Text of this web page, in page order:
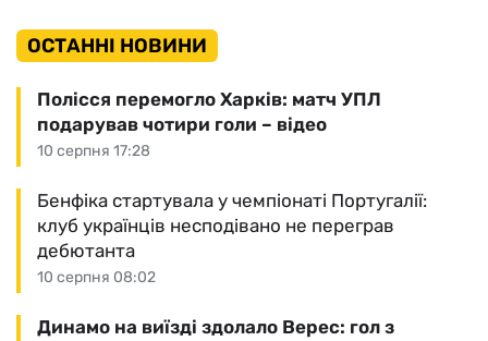
ОСТАННІ НОВИНИ
10 серпня 17:28
Полісся перемогло Харків: матч УПЛ
подарував чотири голи – відео
10 серпня 08:02
Бенфіка стартувала у чемпіонаті Португалії:
клуб українців несподівано не переграв
дебютанта
Динамо на виїзді здолало Верес: гол з